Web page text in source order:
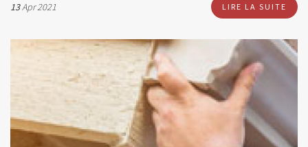
13Apr 2021 LIRE LA SUITE